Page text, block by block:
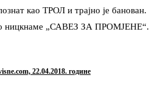
као ТРОЛ и трајно је банован.
ницкнаме „САВЕЗ ЗА ПРОМЈЕНЕ“.
22.04.2018. године